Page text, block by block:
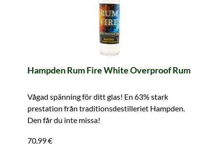
Hampden Rum Fire White Overproof Rum
Vågad spänning för ditt glas! En 63% stark
prestation från traditionsdestilleriet Hampden.
Den får du inte missa!
70,99 €